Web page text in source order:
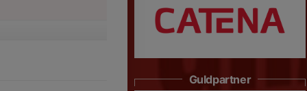
Guldpartner